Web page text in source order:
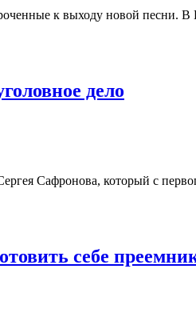
к выходу новой песни. В
дело
Сафронова, который с
себе